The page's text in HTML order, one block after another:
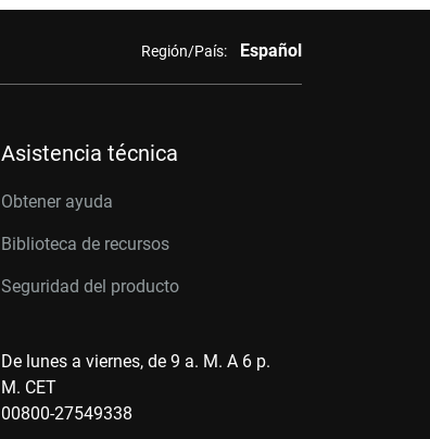
Región/País: Español
Asistencia técnica
Obtener ayuda
Biblioteca de recursos
Seguridad del producto
De lunes a viernes, de 9 a. M. A 6 p.
M. CET
00800-27549338